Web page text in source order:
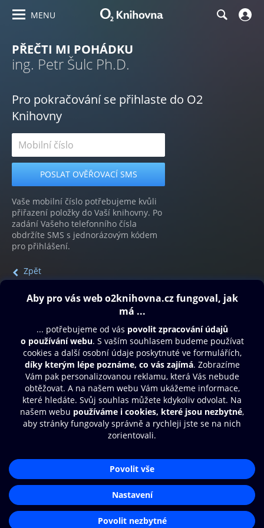
MENU
PŘEČTI MI POHÁDKU
ing. Petr Šulc Ph.D.
Pro pokračování se přihlaste do O2
Knihovny
Vaše mobilní číslo potřebujeme kvůli
přiřazení položky do Vaší knihovny. Po
zadání Vašeho telefonního čísla
obdržíte SMS s jednorázovým kódem
pro přihlášení.
Zpět
Obsah ke stažení
Moje O2 Knihovna
Další zábava
© O2 Czech Republic a.s.
Přístupnost
Zásady zpracování osobních údajů
Nastavení cookies
Aplikace O2 Knihovna
Čti a poslouchej své e-knihy a
audioknihy rychleji a pohodlněji.